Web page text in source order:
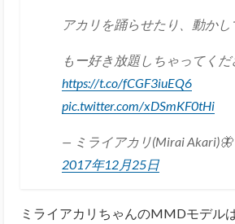
アカリを踊らせたり、動かし
もー好き放題しちゃってくだ
https://t.co/fCGF3iuEQ6
pic.twitter.com/xDSmKF0tHi
— ミライアカリ(Mirai Akari)🦋
2017年12月25日
ミライアカリちゃんのMMDモデル